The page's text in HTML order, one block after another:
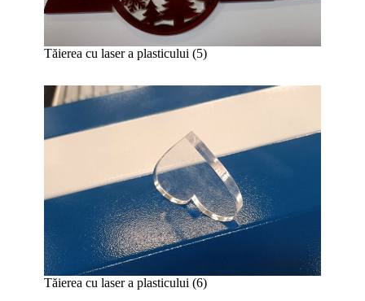
Tăierea cu laser a plasticului (5)
Tăierea cu laser a plasticului (6)